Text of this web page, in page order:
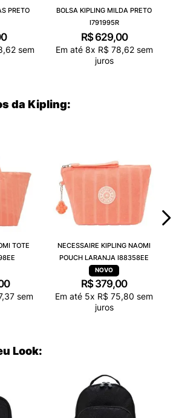
PRETO
,62sem
BOLSA KIPLING MILDA PRETO
I791995R
R$ 629,00
Em até 8x R$ 78,62sem
juros
da Kipling:
TOTE
,37 sem
NECESSAIRE KIPLING NAOMI
POUCH LARANJA I88358EE
R$ 379,00
Em até 5x R$ 75,80 sem
juros
Look: